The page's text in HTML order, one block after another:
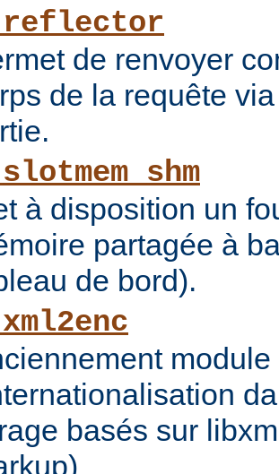
de renvoyer
de la requête
à disposition un
partagée à
de bord).
basés sur